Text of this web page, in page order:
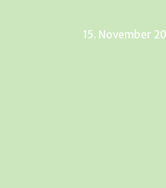
15. November